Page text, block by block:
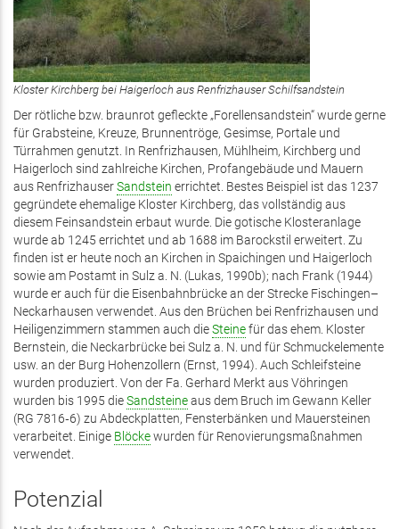
Kloster Kirchberg bei Haigerloch aus Renfrizhauser Schilfsandstein
Der rötliche bzw. braunrot gefleckte „Forellensandstein“ wurde gerne
für Grabsteine, Kreuze, Brunnentröge, Gesimse, Portale und
Türrahmen genutzt. In Renfrizhausen, Mühlheim, Kirchberg und
Haigerloch sind zahlreiche Kirchen, Profangebäude und Mauern
aus RenfrizhauserSandstein errichtet. Bestes Beispiel ist das 1237
gegründete ehemalige Kloster Kirchberg, das vollständig aus
diesem Feinsandstein erbaut wurde. Die gotische Klosteranlage
wurde ab 1245 errichtet und ab 1688 im Barockstil erweitert. Zu
finden ist er heute noch an Kirchen in Spaichingen und Haigerloch
sowie am Postamt in Sulz a. N. (Lukas, 1990b); nach Frank (1944)
wurde er auch für die Eisenbahnbrücke an der Strecke Fischingen–
Neckarhausen verwendet. Aus den Brüchen bei Renfrizhausen und
Heiligenzimmern stammen auch dieSteinefür das ehem. Kloster
Bernstein, die Neckarbrücke bei Sulz a. N. und für Schmuckelemente
usw. an der Burg Hohenzollern (Ernst, 1994). Auch Schleifsteine
wurden produziert. Von der Fa. Gerhard Merkt aus Vöhringen
wurden bis 1995 dieSandsteineaus dem Bruch im Gewann Keller
(RG 7816‑6) zu Abdeckplatten, Fensterbänken und Mauersteinen
verarbeitet. Einige Blöckewurden für Renovierungsmaßnahmen
verwendet.
Potenzial